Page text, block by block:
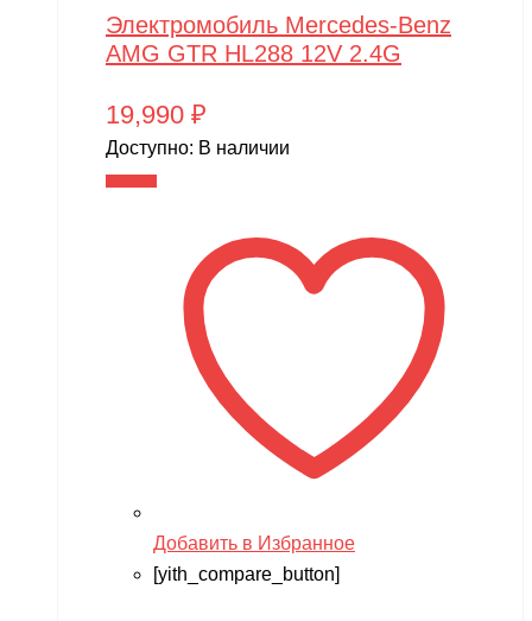
Электромобиль Mercedes-Benz
AMG GTR HL288 12V 2.4G
19,990 ₽
Доступно: В наличии
Добавить в Избранное
[yith_compare_button]